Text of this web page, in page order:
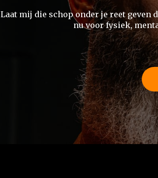
Laat mij die schop onder je reet geven
nu voor fysiek,